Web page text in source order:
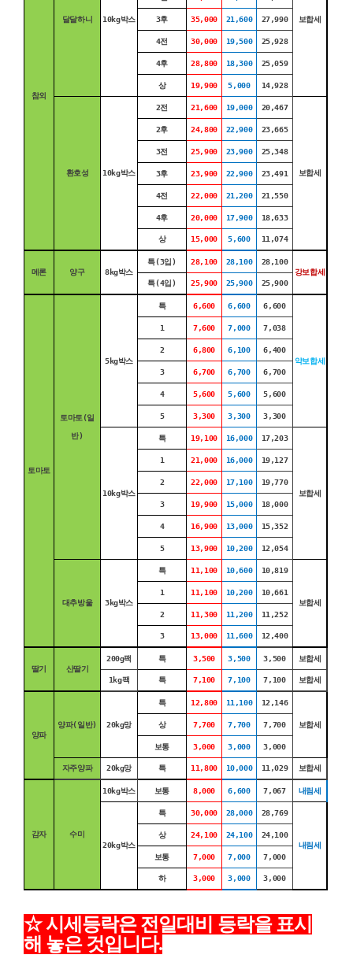
참외
달달하니 10kg박스 보합세
3후 35,000 21,600 27,990
4전 30,000 19,500 25,928
4후 28,800 18,300 25,059
상 19,900 5,000 14,928
환호성 10kg박스
2전 21,600 19,000 20,467
보합세
2후 24,800 22,900 23,665
3전 25,900 23,900 25,348
3후 23,900 22,900 23,491
4전 22,000 21,200 21,550
4후 20,000 17,900 18,633
상 15,000 5,600 11,074
메론 양구 8kg박스
특(3입) 28,100 28,100
28,100
강보합세
특(4입)
25,900 25,900 25,900
토마토
토마토(일
반)
5kg박스
특 6,600 6,600 6,600
약보합세
1 7,600 7,000 7,038
2 6,800 6,100 6,400
3 6,700 6,700 6,700
4 5,600 5,600 5,600
5 3,300 3,300 3,300
10kg박스
특 19,100 16,000 17,203
보합세
1 21,000 16,000 19,127
2 22,000 17,100 19,770
3 19,900 15,000 18,000
4 16,900 13,000 15,352
5 13,900 10,200 12,054
대추방울 3kg박스
특 11,100 10,600 10,819
보합세
1 11,100 10,200 10,661
2 11,300 11,200 11,252
3 13,000 11,600 12,400
딸기 산딸기
200g팩 특 3,500 3,500 3,500 보합세
1kg팩 특 7,100 7,100 7,100 보합세
양파
양파(일반) 20kg망
특 12,800 11,100 12,146
보합세
상 7,700 7,700 7,700
보통 3,000 3,000 3,000
자주양파 20kg망 특 11,800 10,000 11,029 보합세
감자 수미
10kg박스 보통 8,000 6,600 7,067 내림세
20kg박스
특 30,000 28,000 28,769
내림세
상 24,100 24,100 24,100
보통 7,000 7,000 7,000
하 3,000 3,000 3,000
☆ 시세등락은 전일대비 등락을 표시
해 놓은 것입니다.